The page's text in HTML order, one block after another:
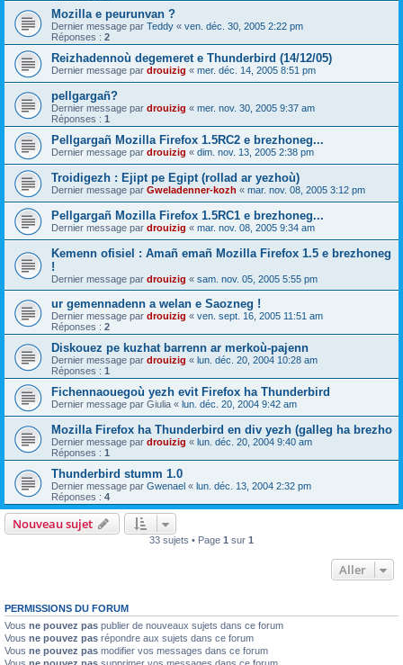
Mozilla e peurunvan ?
Dernier message par Teddy « ven. déc. 30, 2005 2:22 pm
Réponses : 2
Reizhadennoù degemeret e Thunderbird (14/12/05)
Dernier message par drouizig « mer. déc. 14, 2005 8:51 pm
pellgargañ?
Dernier message par drouizig « mer. nov. 30, 2005 9:37 am
Réponses : 1
Pellgargañ Mozilla Firefox 1.5RC2 e brezhoneg...
Dernier message par drouizig « dim. nov. 13, 2005 2:38 pm
Troidigezh : Ejipt pe Egipt (rollad ar yezhoù)
Dernier message par Gweladenner-kozh « mar. nov. 08, 2005 3:12 pm
Pellgargañ Mozilla Firefox 1.5RC1 e brezhoneg...
Dernier message par drouizig « mar. nov. 08, 2005 9:34 am
Kemenn ofisiel : Amañ emañ Mozilla Firefox 1.5 e brezhoneg
!
Dernier message par drouizig « sam. nov. 05, 2005 5:55 pm
ur gemennadenn a welan e Saozneg !
Dernier message par drouizig « ven. sept. 16, 2005 11:51 am
Réponses : 2
Diskouez pe kuzhat barrenn ar merkoù-pajenn
Dernier message par drouizig « lun. déc. 20, 2004 10:28 am
Réponses : 1
Fichennaouegoù yezh evit Firefox ha Thunderbird
Dernier message par Giulia « lun. déc. 20, 2004 9:42 am
Mozilla Firefox ha Thunderbird en div yezh (galleg ha brezho
Dernier message par drouizig « lun. déc. 20, 2004 9:40 am
Réponses : 1
Thunderbird stumm 1.0
Dernier message par Gwenael « lun. déc. 13, 2004 2:32 pm
Réponses : 4
Nouveau sujet
33 sujets • Page 1 sur 1
Aller
PERMISSIONS DU FORUM
Vous ne pouvez pas publier de nouveaux sujets dans ce forum
Vous ne pouvez pas répondre aux sujets dans ce forum
Vous ne pouvez pas modifier vos messages dans ce forum